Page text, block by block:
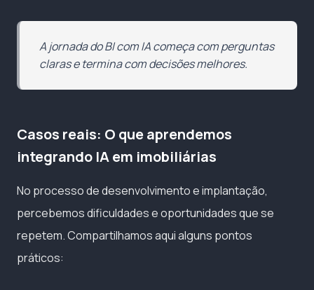
A jornada do BI com IA começa com perguntas
claras e termina com decisões melhores.
Casos reais: O que aprendemos
integrando IA em imobiliárias
No processo de desenvolvimento e implantação,
percebemos dificuldades e oportunidades que se
repetem. Compartilhamos aqui alguns pontos
práticos: